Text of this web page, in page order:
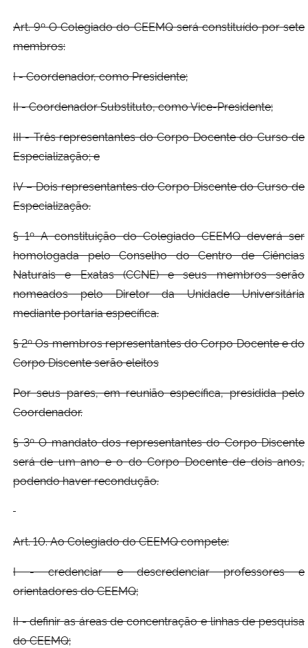
Art. 9º O Colegiado do CEEMQ será constituído por sete
membros:
I - Coordenador, como Presidente;
II - Coordenador Substituto, como Vice-Presidente;
III - Três representantes do Corpo Docente do Curso de
Especialização; e
IV – Dois representantes do Corpo Discente do Curso de
Especialização.
§ 1º A constituição do Colegiado CEEMQ deverá ser
homologada pelo Conselho do Centro de Ciências
Naturais e Exatas (CCNE) e seus membros serão
nomeados pelo Diretor da Unidade Universitária
mediante portaria específica.
§ 2º Os membros representantes do Corpo Docente e do
Corpo Discente serão eleitos
Por seus pares, em reunião específica, presidida pelo
Coordenador.
§ 3º O mandato dos representantes do Corpo Discente
será de um ano e o do Corpo Docente de dois anos,
podendo haver recondução.
Art. 10. Ao Colegiado do CEEMQ compete:
I - credenciar e descredenciar professores e
orientadores do CEEMQ;
II - definir as áreas de concentração e linhas de pesquisa
do CEEMQ;